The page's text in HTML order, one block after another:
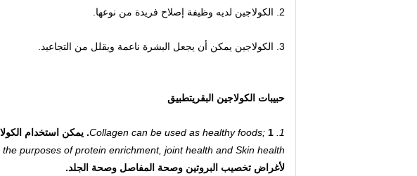
2. الكولاجين لديه وظيفة إصلاح فريدة من نوعها.
3. الكولاجين يمكن أن يجعل البشرة ناعمة ويقلل من التجاعيد.
حبيبات الكولاجين البقريتطبيق
1. Collagen can be used as healthy foods; 1. يمكن استخدام الكولاجين كأطعمة صحية.
purposes of protein enrichment, joint health and Skin health.
لأغراض تخصيب البروتين وصحة المفاصل وصحة الجلد.